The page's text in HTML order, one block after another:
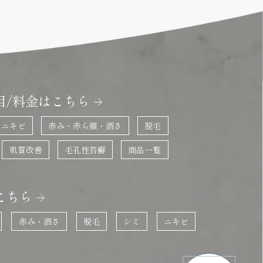
/料金はこちら
ニキビ 赤み・赤ら顔・酒さ 脱毛
肌質改善 毛孔性苔癬 商品一覧
ちら
赤み・酒さ 脱毛 シミ ニキビ